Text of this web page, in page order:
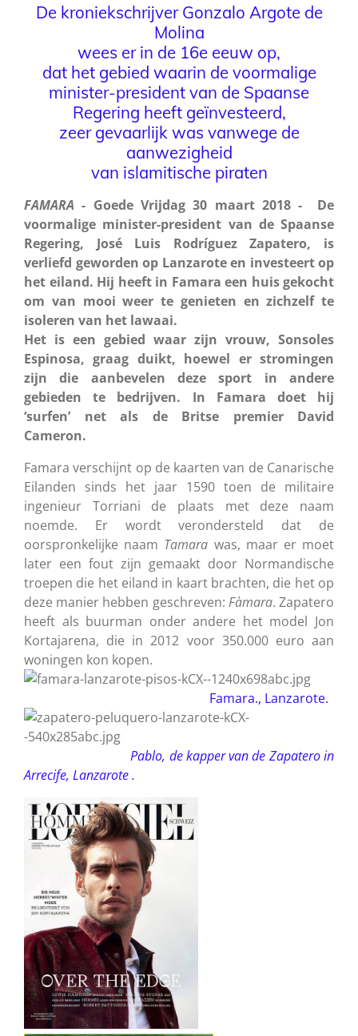
De kroniekschrijver Gonzalo Argote de
Molina
wees er in de 16e eeuw op,
dat het gebied waarin de voormalige
minister-president van de Spaanse
Regering heeft geïnvesteerd,
zeer gevaarlijk was vanwege de
aanwezigheid
van islamitische piraten
FAMARA - Goede Vrijdag 30 maart 2018 - De
voormalige minister-president van de Spaanse
Regering, José Luis Rodríguez Zapatero, is
verliefd geworden op Lanzarote en investeert op
het eiland. Hij heeft in Famara een huis gekocht
om van mooi weer te genieten en zichzelf te
isoleren van het lawaai.
Het is een gebied waar zijn vrouw, Sonsoles
Espinosa, graag duikt, hoewel er stromingen
zijn die aanbevelen deze sport in andere
gebieden te bedrijven. In Famara doet hij
‘surfen’ net als de Britse premier David
Cameron.
Famara verschijnt op de kaarten van de Canarische
Eilanden sinds het jaar 1590 toen de militaire
ingenieur Torriani de plaats met deze naam
noemde. Er wordt verondersteld dat de
oorspronkelijke naam Tamara was, maar er moet
later een fout zijn gemaakt door Normandische
troepen die het eiland in kaart brachten, die het op
deze manier hebben geschreven: Fàmara. Zapatero
heeft als buurman onder andere het model Jon
Kortajarena, die in 2012 voor 350.000 euro aan
woningen kon kopen.
Famara., Lanzarote.
Pablo, de kapper van de Zapatero in
Arrecife, Lanzarote .